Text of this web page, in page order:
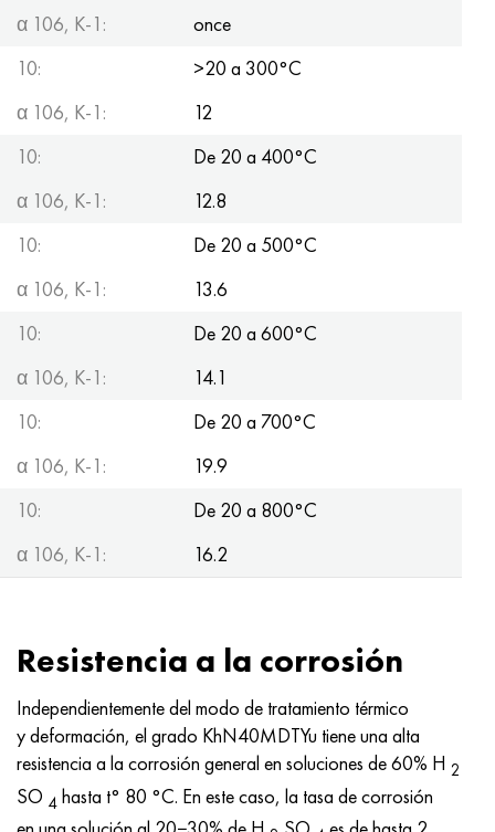
α 106, K-1:
once
10:
>20 a 300°С
α 106, K-1:
12
10:
De 20 a 400°С
α 106, K-1:
12.8
10:
De 20 a 500°С
α 106, K-1:
13.6
10:
De 20 a 600°С
α 106, K-1:
14.1
10:
De 20 a 700°С
α 106, K-1:
19.9
10:
De 20 a 800°С
α 106, K-1:
16.2
Resistencia a la corrosión
Independientemente del modo de tratamiento térmico
y deformación, el grado KhN40MDTYu tiene una alta
resistencia a la corrosión general en soluciones de 60% H 2
SO 4 hasta t° 80 °C. En este caso, la tasa de corrosión